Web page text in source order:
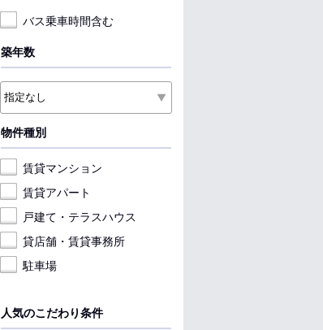
バス乗車時間含む
築年数
物件種別
賃貸マンション
賃貸アパート
戸建て・テラスハウス
貸店舗・賃貸事務所
駐車場
人気のこだわり条件